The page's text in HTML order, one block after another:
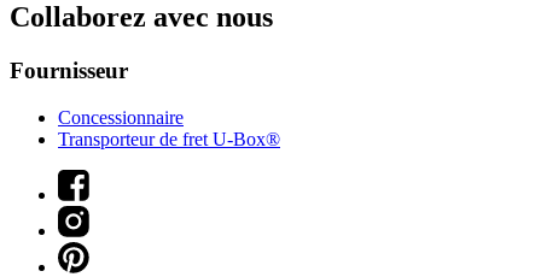
Collaborez avec nous
Fournisseur
Concessionnaire
Transporteur de fret U-Box®